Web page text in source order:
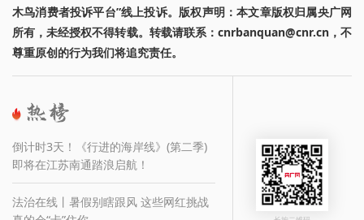
木鸟消费者投诉平台”线上投诉。版权声明：本文章版权归属央广网
所有，未经授权不得转载。转载请联系：cnrbanquan@cnr.cn，不
尊重原创的行为我们将追究责任。
倒计时3天！《行进的海岸线》(第二季)
即将在江苏南通踏浪启航！
法治在线丨暑假别瞎跟风 这些网红挑战